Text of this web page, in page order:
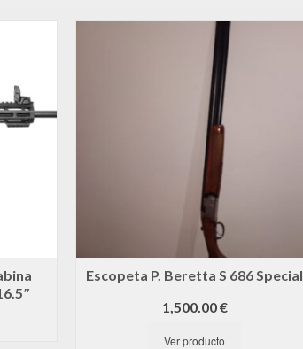
Escopeta P. Beretta S 686 Special
1,500.00€
Ver producto